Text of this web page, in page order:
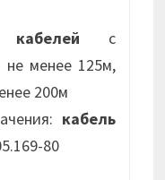
кабелей с
менее 125м,
200м
кабель
80